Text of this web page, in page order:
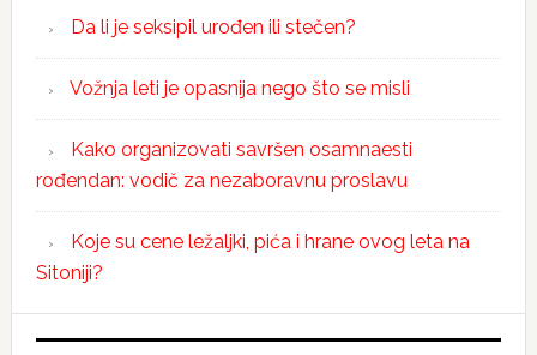
Da li je seksipil urođen ili stečen?
Vožnja leti je opasnija nego što se misli
Kako organizovati savršen osamnaesti
rođendan: vodič za nezaboravnu proslavu
Koje su cene ležaljki, pića i hrane ovog leta na
Sitoniji?